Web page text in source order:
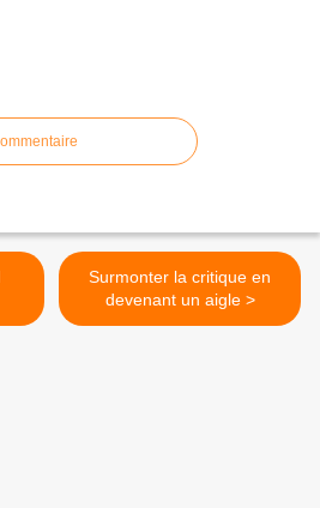
Surmonter la critique en
devenant un aigle >